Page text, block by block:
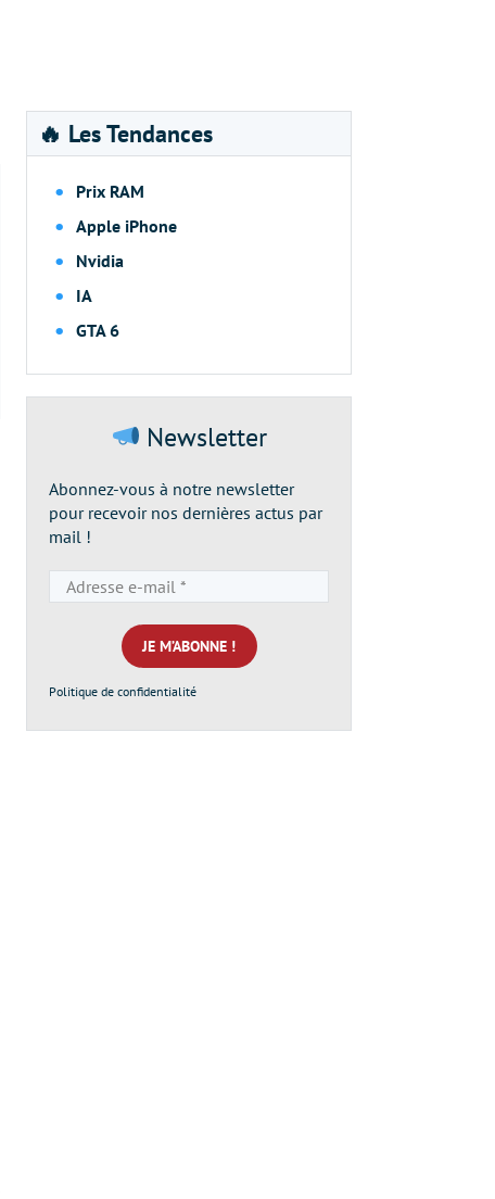
🔥 Les Tendances
Prix RAM
Apple iPhone
Nvidia
IA
GTA 6
Newsletter
Abonnez-vous à notre newsletter
pour recevoir nos dernières actus par
mail !
e-
mail
*
Politique de confidentialité